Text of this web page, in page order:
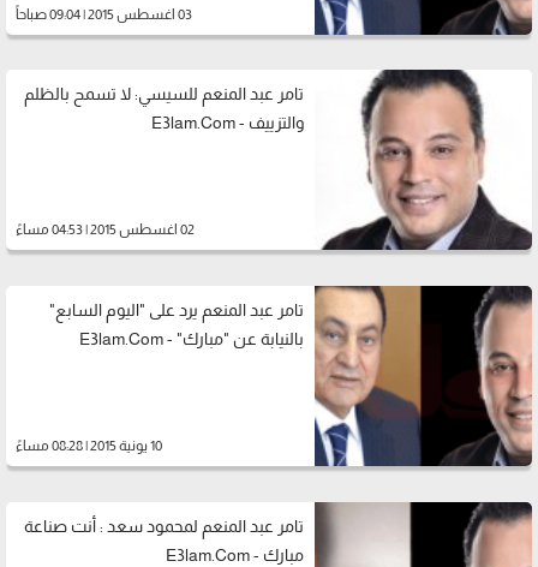
03 اغسطس 2015 | 09:04 صباحاً
تامر عبد المنعم للسيسي: لا تسمح بالظلم
والتزييف - E3lam.Com
02 اغسطس 2015 | 04:53 مساءً
تامر عبد المنعم يرد على "اليوم السابع"
بالنيابة عن "مبارك" - E3lam.Com
10 يونية 2015 | 08:28 مساءً
تامر عبد المنعم لمحمود سعد : أنت صناعة
مبارك - E3lam.Com